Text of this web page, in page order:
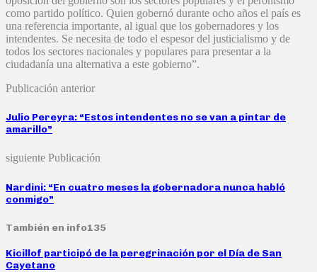
como partido político. Quien gobernó durante ocho años el país es
una referencia importante, al igual que los gobernadores y los
intendentes. Se necesita de todo el espesor del justicialismo y de
todos los sectores nacionales y populares para presentar a la
ciudadanía una alternativa a este gobierno”.
Publicación anterior
Julio Pereyra: “Estos intendentes no se van a pintar de
amarillo”
siguiente Publicación
Nardini: “En cuatro meses la gobernadora nunca habló
conmigo”
También en info135
Kicillof participó de la peregrinación por el Día de San
Cayetano